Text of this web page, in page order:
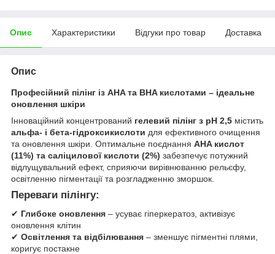
Опис Характеристики Відгуки про товар Доставка
Опис
Професійний пілінг із AHA та BHA кислотами – ідеальне
оновлення шкіри
Інноваційний концентрований гелевий пілінг з pH 2,5 містить
альфа- і бета-гідроксикислоти для ефективного очищення
та оновлення шкіри. Оптимальне поєднання AHA кислот
(11%) та саліцилової кислоти (2%) забезпечує потужний
відлущувальний ефект, сприяючи вирівнюванню рельєфу,
освітленню пігментації та розгладженню зморшок.
Переваги пілінгу:
✔ Глибоке оновлення – усуває гіперкератоз, активізує
оновлення клітин
✔ Освітлення та відбілювання – зменшує пігментні плями,
коригує постакне